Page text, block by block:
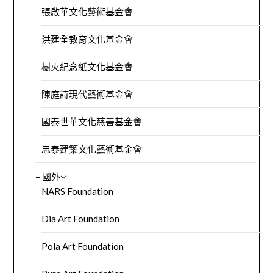
張啟華文化藝術基金會
洪建全教育文化基金會
樹火紀念紙文化基金會
陳庭詩現代藝術基金會
國泰世華文化慈善基金會
忠泰建築文化藝術基金會
– 國外
NARS Foundation
Dia Art Foundation
Pola Art Foundation